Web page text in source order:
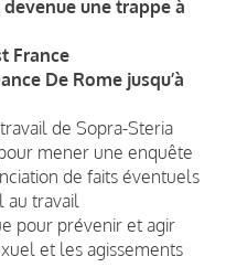
une trappe à
France
De Rome jusqu’à
de Sopra-Steria
mener une enquête
de faits éventuels
au travail
pour prévenir et agir
et les agissements